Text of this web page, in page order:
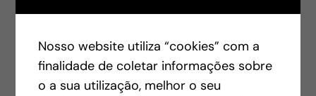
nomeadamente em relação aos valores da
(pág. 183)
Nosso website utiliza “cookies” com a
finalidade de coletar informações sobre
o a sua utilização, melhor o seu